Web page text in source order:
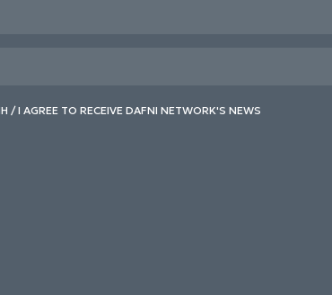
TO RECEIVE DAFNI NETWORK'S NEWS